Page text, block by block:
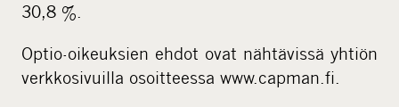
30,8 %.
Optio-oikeuksien ehdot ovat nähtävissä yhtiön
verkkosivuilla osoitteessa www.capman.fi.